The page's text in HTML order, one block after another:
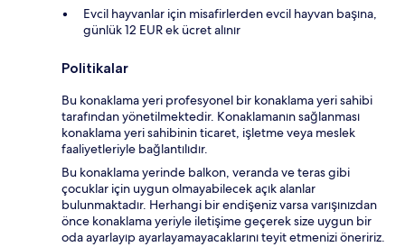
Evcil hayvanlar için misafirlerden evcil hayvan başına,
günlük 12 EUR ek ücret alınır
Politikalar
Bu konaklama yeri profesyonel bir konaklama yeri sahibi
tarafından yönetilmektedir. Konaklamanın sağlanması
konaklama yeri sahibinin ticaret, işletme veya meslek
faaliyetleriyle bağlantılıdır.
Bu konaklama yerinde balkon, veranda ve teras gibi
çocuklar için uygun olmayabilecek açık alanlar
bulunmaktadır. Herhangi bir endişeniz varsa varışınızdan
önce konaklama yeriyle iletişime geçerek size uygun bir
oda ayarlayıp ayarlayamayacaklarını teyit etmenizi öneririz.